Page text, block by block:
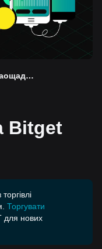
Bitget
Торгувати
для нових